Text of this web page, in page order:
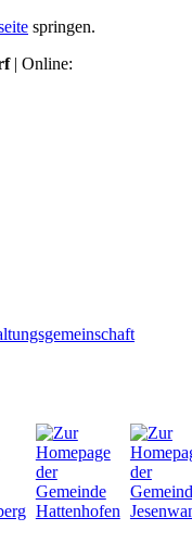
springen.
| Online: